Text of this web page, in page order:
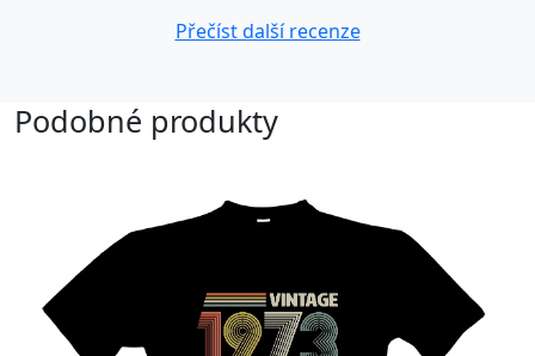
Přečíst další recenze
Podobné produkty